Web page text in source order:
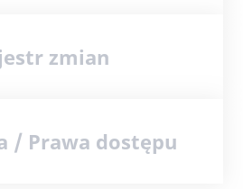
zmian
/ Prawa dostępu